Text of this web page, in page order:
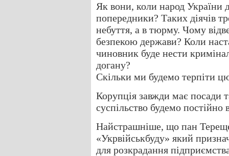
Як вони, коли народ України
попередники? Таких діячів
небуття, а в тюрму. Чому
безпекою держави? Коли
чиновник буде нести
догану?
Скільки ми будемо терпіти
Корупція завжди має посади
суспільство будемо постійно
Найстрашніше, що пан
«Укрвійськбуду» який
для розкрадання